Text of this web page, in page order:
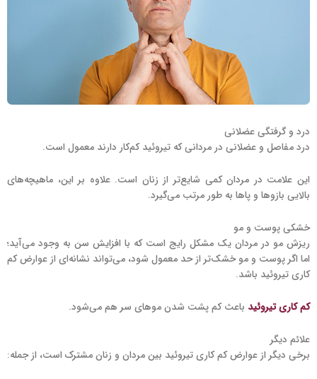
درد و گرفتگی عضلانی
درد مفاصل و عضلانی در مردانی که تیروئید کم‌کار دارند معمول است.
این علامت در مردان کمی شایع‌تر از زنان است. علاوه بر این، ماهیچه‌های
بالایی بازوها و پاها به طور مرتب می‌گیرد.
خشکی پوست و مو
ریزش مو در مردان یک مشکل رایج است که با افزایش سن به وجود می‌آید؛
اما اگر پوست و مو خشک‌تر از حد معمول شود، می‌تواند نشانه‌ای از عوارض کم
کاری تیروئید باشد.
کم کاری تیروئید باعث کم پشت شدن موهای سر هم می‌شود.
علائم دیگر
برخی دیگر از عوارض کم کاری تیروئید بین مردان و زنان مشترک است، از جمله: